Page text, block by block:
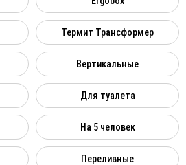
Термит Трансформер
Вертикальные
Для туалета
На 5 человек
Переливные